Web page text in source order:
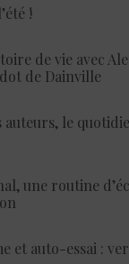
!
de vie avec
de Dainville
auteurs, le
une routine
et auto-essai :